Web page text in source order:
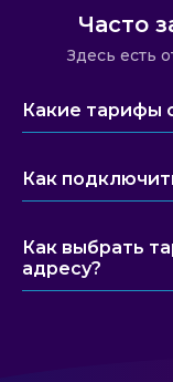
Часто
Здесь есть
Какие тарифы
Как
Как выбрать
адресу?